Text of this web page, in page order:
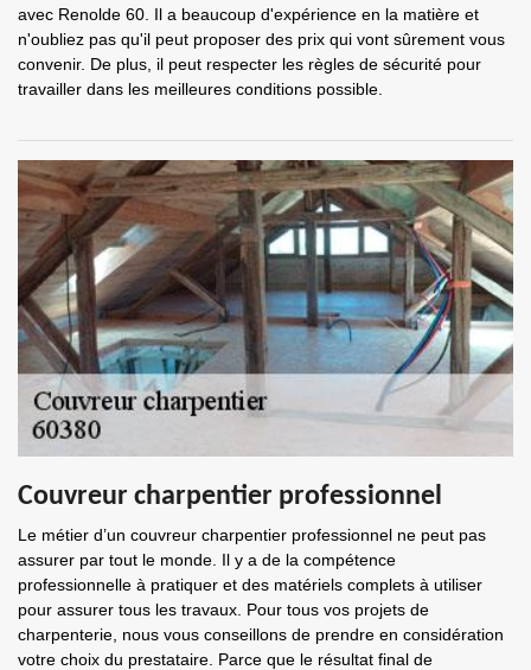
avec Renolde 60. Il a beaucoup d'expérience en la matière et
n'oubliez pas qu'il peut proposer des prix qui vont sûrement vous
convenir. De plus, il peut respecter les règles de sécurité pour
travailler dans les meilleures conditions possible.
Couvreur charpentier professionnel
Le métier d’un couvreur charpentier professionnel ne peut pas
assurer par tout le monde. Il y a de la compétence
professionnelle à pratiquer et des matériels complets à utiliser
pour assurer tous les travaux. Pour tous vos projets de
charpenterie, nous vous conseillons de prendre en considération
votre choix du prestataire. Parce que le résultat final de